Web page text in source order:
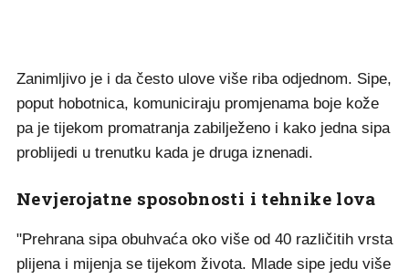
Zanimljivo je i da često ulove više riba odjednom. Sipe,
poput hobotnica, komuniciraju promjenama boje kože
pa je tijekom promatranja zabilježeno i kako jedna sipa
problijedi u trenutku kada je druga iznenadi.
Nevjerojatne sposobnosti i tehnike lova
"Prehrana sipa obuhvaća oko više od 40 različitih vrsta
plijena i mijenja se tijekom života. Mlade sipe jedu više